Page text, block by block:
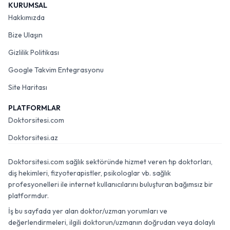
KURUMSAL
Hakkımızda
Bize Ulaşın
Gizlilik Politikası
Google Takvim Entegrasyonu
Site Haritası
PLATFORMLAR
Doktorsitesi.com
Doktorsitesi.az
Doktorsitesi.com sağlık sektöründe hizmet veren tıp doktorları,
diş hekimleri, fizyoterapistler, psikologlar vb. sağlık
profesyonelleri ile internet kullanıcılarını buluşturan bağımsız bir
platformdur.
İş bu sayfada yer alan doktor/uzman yorumları ve
değerlendirmeleri, ilgili doktorun/uzmanın doğrudan veya dolaylı